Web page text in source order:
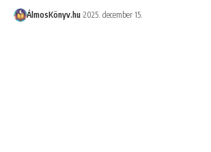
ÁlmosKönyv.hu 2025. december 15.